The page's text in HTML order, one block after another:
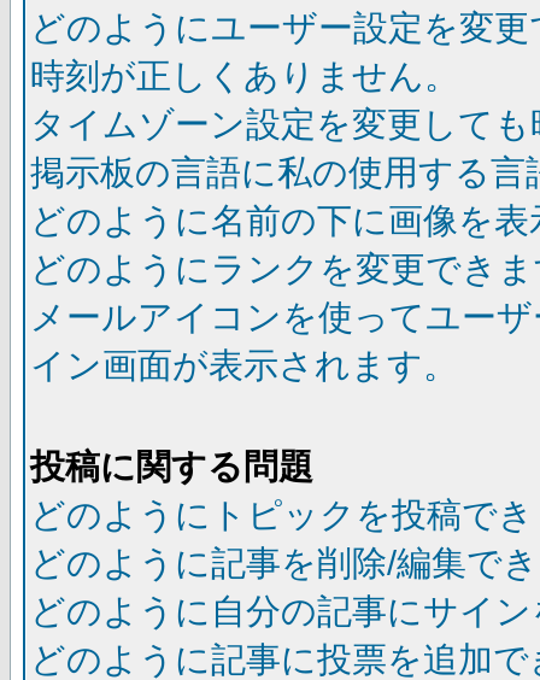
どのようにユーザー設定を変
時刻が正しくありません。
タイムゾーン設定を変更して
掲示板の言語に私の使用する
どのように名前の下に画像を
どのようにランクを変更でき
メールアイコンを使ってユー
イン画面が表示されます。
投稿に関する問題
どのようにトピックを投稿で
どのように記事を削除/編集で
どのように自分の記事にサイ
どのように記事に投票を追加